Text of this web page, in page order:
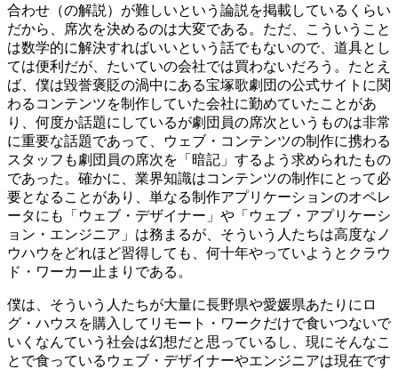
合わせ（の解説）が難しいという論説を掲載しているくらい
だから、席次を決めるのは大変である。ただ、こういうこと
は数学的に解決すればいいという話でもないので、道具とし
ては便利だが、たいていの会社では買わないだろう。たとえ
ば、僕は毀誉褒貶の渦中にある宝塚歌劇団の公式サイトに関
わるコンテンツを制作していた会社に勤めていたことがあ
り、何度か話題にしているが劇団員の席次というものは非常
に重要な話題であって、ウェブ・コンテンツの制作に携わる
スタッフも劇団員の席次を「暗記」するよう求められたもの
であった。確かに、業界知識はコンテンツの制作にとって必
要となることがあり、単なる制作アプリケーションのオペレ
ータにも「ウェブ・デザイナー」や「ウェブ・アプリケーシ
ョン・エンジニア」は務まるが、そういう人たちは高度なノ
ウハウをどれほど習得しても、何十年やっていようとクラウ
ド・ワーカー止まりである。
僕は、そういう人たちが大量に長野県や愛媛県あたりにロ
グ・ハウスを購入してリモート・ワークだけで食いつないで
いくなんていう社会は幻想だと思っているし、現にそんなこ
とで食っているウェブ・デザイナーやエンジニアは現在です